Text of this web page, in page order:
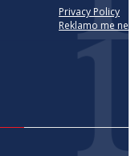
Privacy Policy
Reklamo me ne